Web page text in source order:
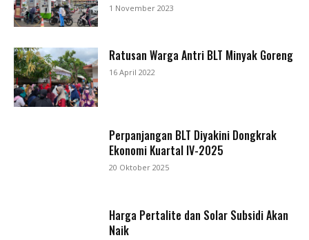
1 November 2023
Ratusan Warga Antri BLT Minyak Goreng
16 April 2022
Perpanjangan BLT Diyakini Dongkrak
Ekonomi Kuartal IV-2025
20 Oktober 2025
Harga Pertalite dan Solar Subsidi Akan
Naik